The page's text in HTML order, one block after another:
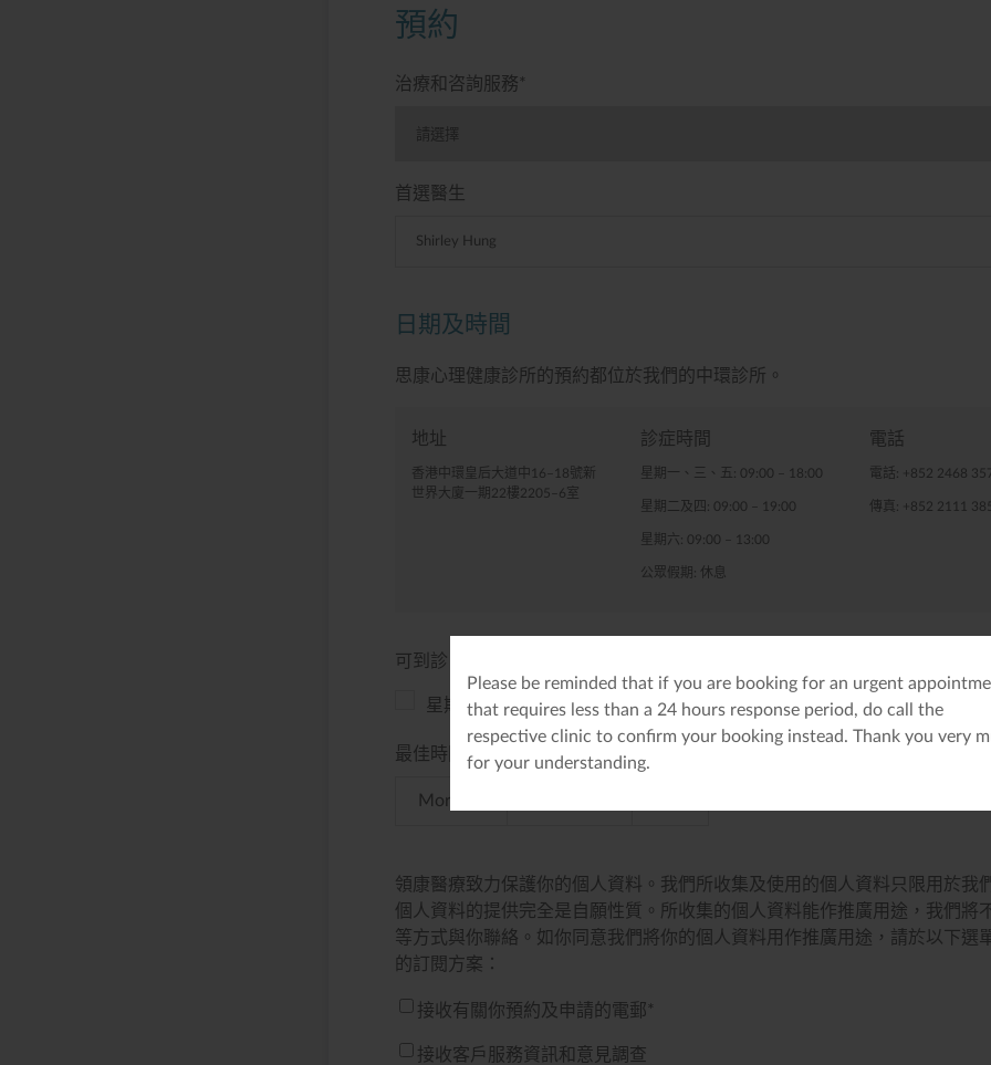
Please be reminded that if you are booking for an urgent
that requires less than a 24 hours response period, do call the
respective clinic to confirm your booking instead. Thank you very
for your understanding.
預約
治療和咨詢服務 *
首選醫生
日期及時間
思康心理健康診所的預約都位於我們的中環診所。
地址
香港中環皇后大道中16–18號新
世界大廈一期22樓2205–6室
診症時間
星期一、三、五: 09:00 – 18:00
星期二及四: 09:00 – 19:00
星期六: 09:00 – 13:00
公眾假期: 休息
電話
電話: +852 2468
傳真: +852 2111
可到診日子
星期一 星期二 星期三 星期四 星期五 星期六
最佳時間 *
Morning
領康醫療致力保護你的個人資料。我們所收集及使用的個人資料只限用於我
個人資料的提供完全是自願性質。所收集的個人資料能作推廣用途，我們將
等方式與你聯絡。如你同意我們將你的個人資料用作推廣用途，請於以下選
的訂閱方案：
接收有關你預約及申請的電郵 *
接收客戶服務資訊和意見調查